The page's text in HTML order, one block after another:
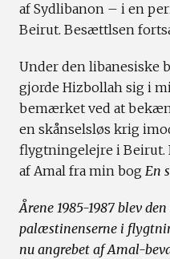
af Sydlibanon – i en
Beirut. Besættlsen
Under den libanesiske
gjorde Hizbollah sig i
bemærket ved at
en skånselsløs krig
flygtningelejre i Beirut.
af Amal fra min bog En
Årene 1985-1987 blev
palæstinenserne i
nu angrebet af Amal-